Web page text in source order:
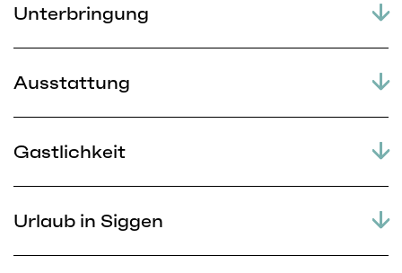
Unterbringung
Ausstattung
Gastlichkeit
Urlaub in Siggen